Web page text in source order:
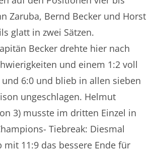
Zaruba, Bernd Becker und Horst
glatt in zwei Sätzen.
Becker drehte hier nach
und einem 1:2 voll
6:0 und blieb in allen sieben
ungeschlagen. Helmut
3) musste im dritten Einzel in
Tiebreak: Diesmal
mit 11:9 das bessere Ende für